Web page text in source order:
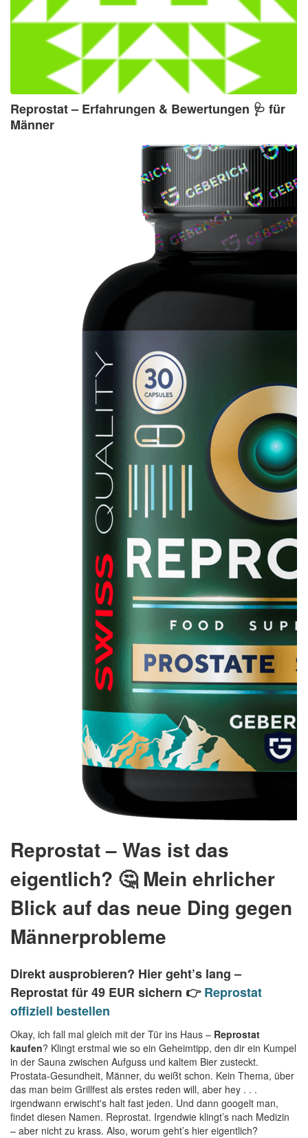
Reprostat – Erfahrungen & Bewertungen 🩺 für
Männer
Reprostat – Was ist das
eigentlich? 🤔 Mein ehrlicher
Blick auf das neue Ding gegen
Männerprobleme
Direkt ausprobieren? Hier geht’s lang –
Reprostat für 49 EUR sichern 👉Reprostat
offiziell bestellen
Okay, ich fall mal gleich mit der Tür ins Haus – Reprostat
kaufen? Klingt erstmal wie so ein Geheimtipp, den dir ein Kumpel
in der Sauna zwischen Aufguss und kaltem Bier zusteckt.
Prostata-Gesundheit, Männer, du weißt schon. Kein Thema, über
das man beim Grillfest als erstes reden will, aber hey . . .
irgendwann erwischt's halt fast jeden. Und dann googelt man,
findet diesen Namen. Reprostat. Irgendwie klingt’s nach Medizin
– aber nicht zu krass. Also, worum geht’s hier eigentlich?